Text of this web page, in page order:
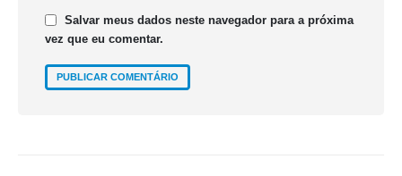
Salvar meus dados neste navegador para a próxima
vez que eu comentar.